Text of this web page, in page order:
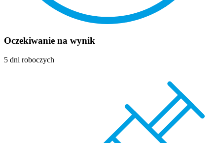
Oczekiwanie na wynik
5 dni roboczych